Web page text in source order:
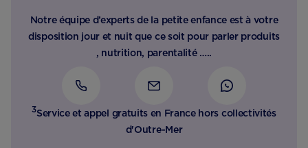
Notre équipe d’experts de la petite enfance est à votre
disposition jour et nuit que ce soit pour parler produits
, nutrition, parentalité …..
3Service et appel gratuits en France hors collectivités
d'Outre-Mer​